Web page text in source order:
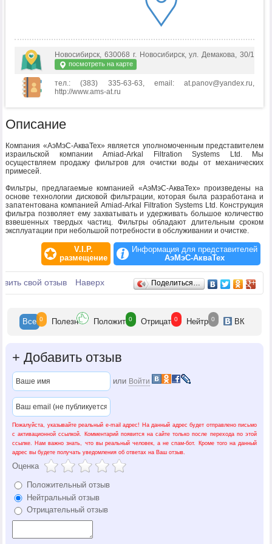
Новосибирск, 630068 г. Новосибирск, ул. Демакова, 30/1
посмотреть на карте
тел.: (383) 335-63-63, email: at.panov@yandex.ru,
http://www.ams-at.ru
Описание
Компания «АэМэС-АкваТех» является уполномоченным представителем
израильской компании Amiad-Arkal Filtration Systems Ltd. Мы
осуществляем продажу фильтров для очистки воды от механических
примесей.
Фильтры, предлагаемые компанией «АэМэС-АкваТех» произведены на
основе технологии дисковой фильтрации, которая была разработана и
запатентована компанией Amiad-Arkal Filtration Systems Ltd. Конструкция
фильтра позволяет ему захватывать и удерживать большое количество
взвешенных твердых частиц. Фильтры обладают длительным сроком
эксплуатации при небольшой потребности в обслуживании и очистке.
V.I.P.
размещение
Информация для представителей
АэМэС-АкваТех
Отзывы
свой отзыв Наверх Поделиться…
Все 0 Полезн Положит 0 Отрицат 0 Нейтр 0 ВК
+ Добавить отзыв
или Войти
Пожалуйста, указывайте реальный e-mail адрес! На данный адрес будет отправлено письмо
с активационной ссылкой. Комментарий появится на сайте только после перехода по этой
ссылке. Нам важно знать, что вы реальный человек, а не спам-бот. Кроме того на данный
адрес вы будете получать уведомления об ответах на Ваш отзыв.
Оценка
Положительный отзыв
Нейтральный отзыв
Отрицательный отзыв